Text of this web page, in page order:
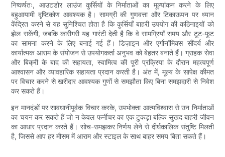
निष्कर्षतः, आउटडोर लाउंज कुर्सियों के निर्माताओं का मूल्यांकन करने के लिए
बहुआयामी दृष्टिकोण आवश्यक है। सामग्री की गुणवत्ता और टिकाऊपन पर ध्यान
केंद्रित करने से यह सुनिश्चित होता है कि कुर्सियाँ बाहरी उपयोग की कठिनाइयों को
झेल सकेंगी, जबकि कारीगरी यह गारंटी देती है कि वे सामग्रियाँ समय और टूट-फूट
का सामना करने के लिए बनाई गई हैं। डिज़ाइन और एर्गोनॉमिक्स सौंदर्य और
कार्यात्मक आराम के संयोजन से उपयोगकर्ता अनुभव को बेहतर बनाते हैं। ग्राहक सेवा
और बिक्री के बाद की सहायता, स्वामित्व की पूरी प्रक्रिया के दौरान महत्वपूर्ण
आश्वासन और व्यावहारिक सहायता प्रदान करती है। अंत में, मूल्य के सापेक्ष कीमत
पर विचार करने से खरीदार आवश्यक गुणों से समझौता किए बिना समझदारी से निवेश
कर सकते हैं।
इन मानदंडों पर सावधानीपूर्वक विचार करके, उपभोक्ता आत्मविश्वास से उन निर्माताओं
का चयन कर सकते हैं जो न केवल फर्नीचर का एक टुकड़ा बल्कि सुखद बाहरी जीवन
का आधार प्रदान करते हैं। सोच-समझकर निर्णय लेने से दीर्घकालिक संतुष्टि मिलती
है, जिससे आप हर मौसम में आराम और स्टाइल के साथ बाहर समय बिता सकते हैं।